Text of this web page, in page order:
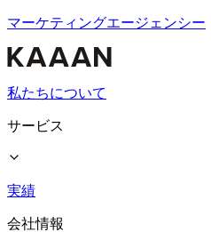
マーケティングエージェンシー
私たちについて
サービス
実績
会社情報